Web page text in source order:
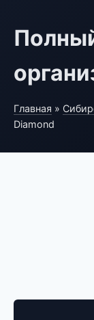
Главная »
Diamond